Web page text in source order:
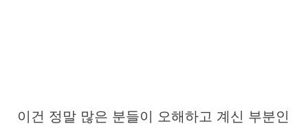
이건 정말 많은 분들이 오해하고 계신 부분인